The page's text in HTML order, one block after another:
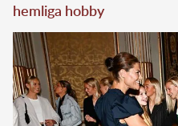
hemliga hobby